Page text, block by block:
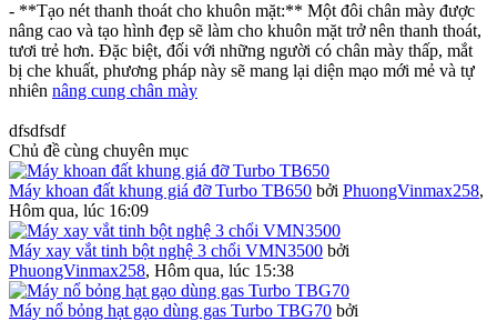
- **Tạo nét thanh thoát cho khuôn mặt:** Một đôi chân mày được
nâng cao và tạo hình đẹp sẽ làm cho khuôn mặt trở nên thanh thoát,
tươi trẻ hơn. Đặc biệt, đối với những người có chân mày thấp, mắt
bị che khuất, phương pháp này sẽ mang lại diện mạo mới mẻ và tự
nhiên nâng cung chân mày
dfsdfsdf
Chủ đề cùng chuyên mục
Máy khoan đất khung giá đỡ Turbo TB650 bởi PhuongVinmax258,
Hôm qua, lúc 16:09
Máy xay vắt tinh bột nghệ 3 chổi VMN3500 bởi
PhuongVinmax258, Hôm qua, lúc 15:38
Máy nổ bỏng hạt gạo dùng gas Turbo TBG70 bởi